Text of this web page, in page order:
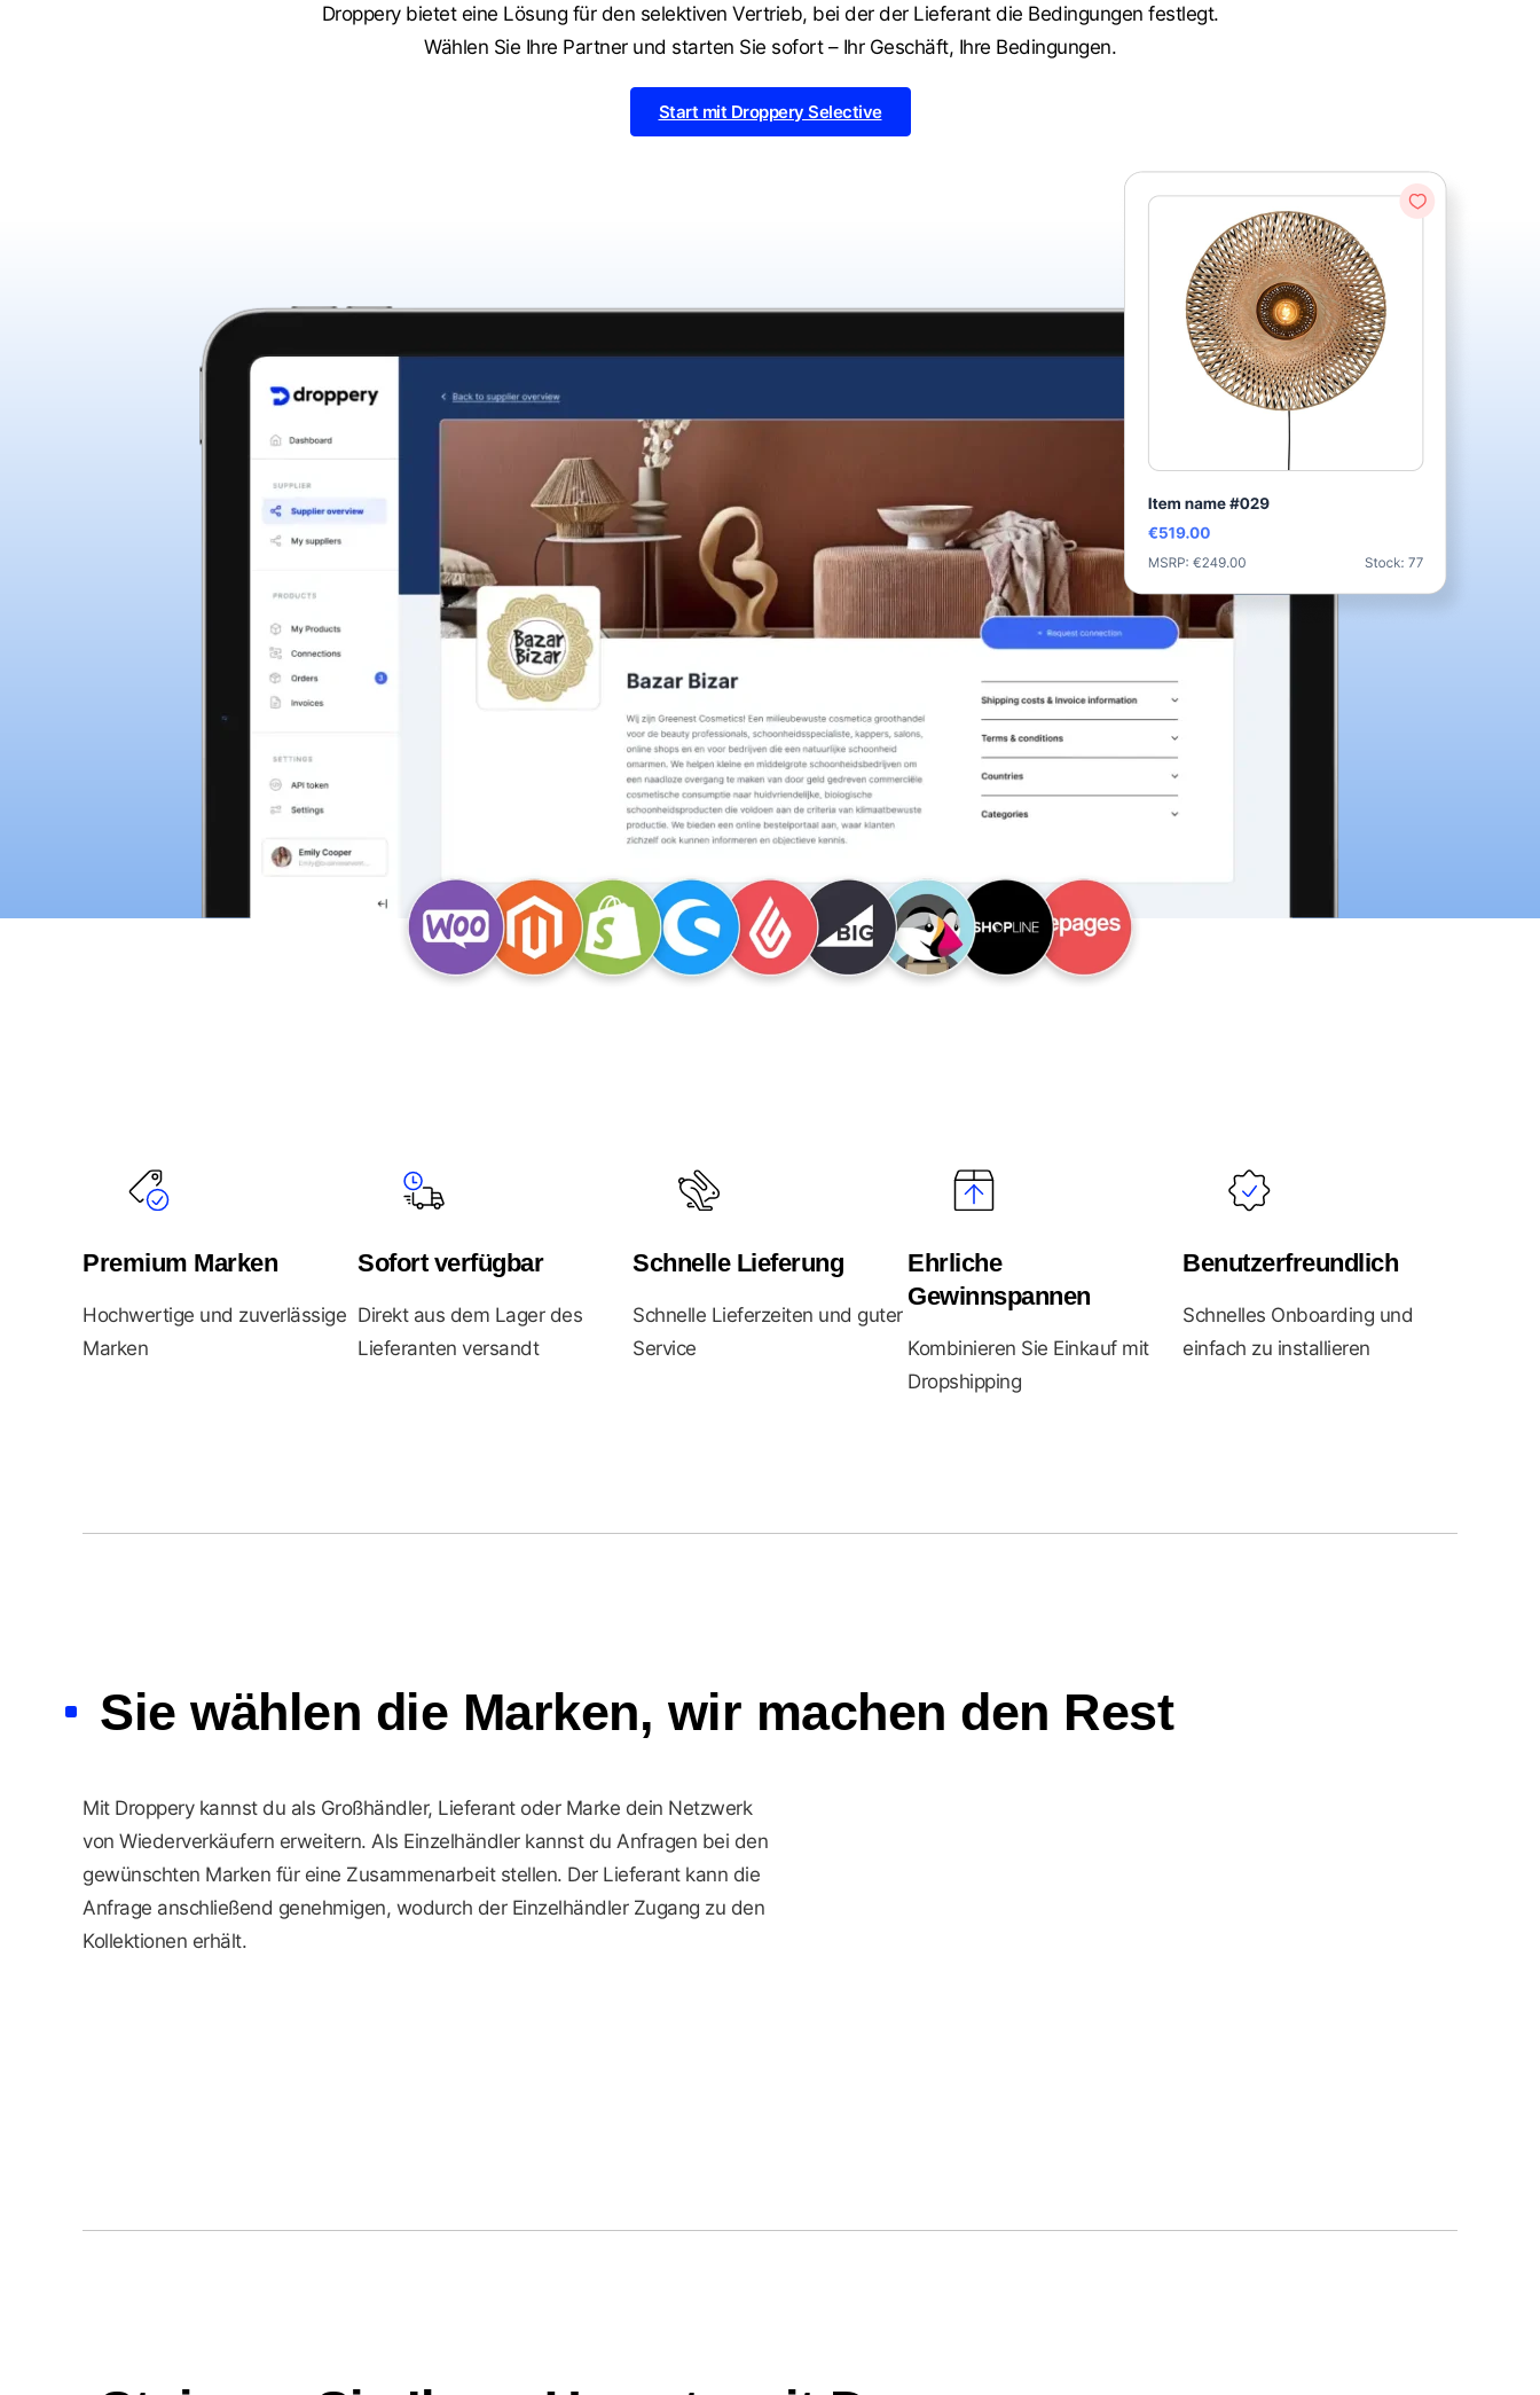
Droppery bietet eine Lösung für den selektiven Vertrieb, bei der der Lieferant die Bedingungen festlegt.
Wählen Sie Ihre Partner und starten Sie sofort – Ihr Geschäft, Ihre Bedingungen.
Start mit Droppery Selective
Premium Marken
Hochwertige und zuverlässige
Marken
Sofort verfügbar
Direkt aus dem Lager des
Lieferanten versandt
Schnelle Lieferung
Schnelle Lieferzeiten und guter
Service
Ehrliche
Gewinnspannen
Kombinieren Sie Einkauf mit
Dropshipping
Benutzerfreundlich
Schnelles Onboarding und
einfach zu installieren
Sie wählen die Marken, wir machen den Rest
Mit Droppery kannst du als Großhändler, Lieferant oder Marke dein Netzwerk
von Wiederverkäufern erweitern. Als Einzelhändler kannst du Anfragen bei den
gewünschten Marken für eine Zusammenarbeit stellen. Der Lieferant kann die
Anfrage anschließend genehmigen, wodurch der Einzelhändler Zugang zu den
Kollektionen erhält.